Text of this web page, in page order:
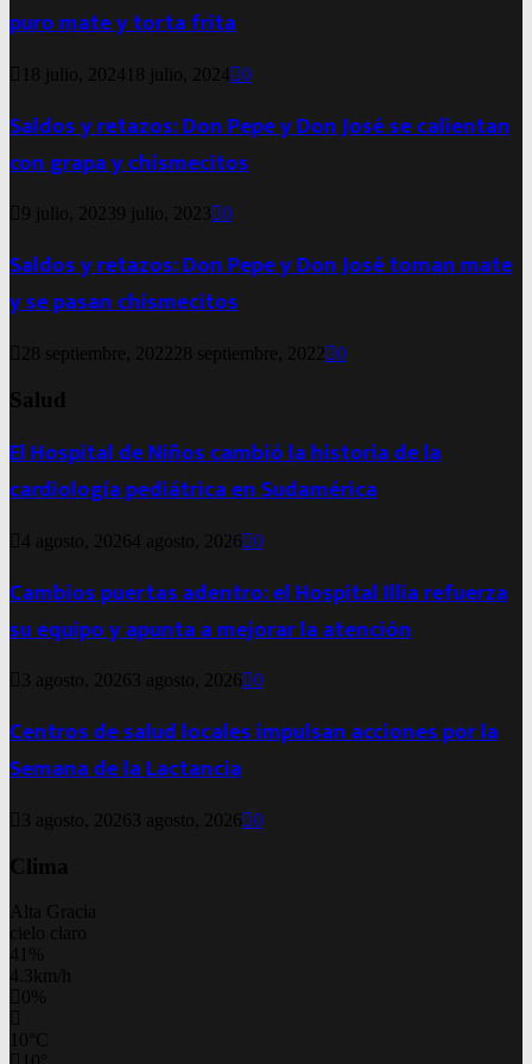
puro mate y torta frita
18 julio, 2024 18 julio, 2024 0
Saldos y retazos: Don Pepe y Don José se calientan
con grapa y chismecitos
9 julio, 20239 julio, 2023 0
Saldos y retazos: Don Pepe y Don José toman mate
y se pasan chismecitos
28 septiembre, 2022 28 septiembre, 2022 0
Salud
El Hospital de Niños cambió la historia de la
cardiología pediátrica en Sudamérica
4 agosto, 20264 agosto, 2026 0
Cambios puertas adentro: el Hospital Illia refuerza
su equipo y apunta a mejorar la atención
3 agosto, 2026 3 agosto, 2026 0
Centros de salud locales impulsan acciones por la
Semana de la Lactancia
3 agosto, 2026 3 agosto, 2026 0
Clima
Alta Gracia
cielo claro
41%
4.3km/h
0%
10 C